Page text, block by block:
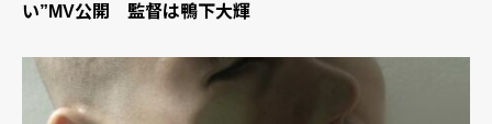
い”MV公開 監督は鴨下大輝